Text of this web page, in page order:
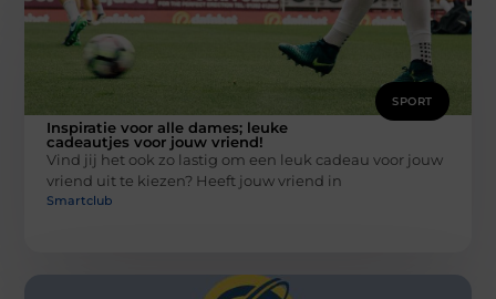
SPORT
Inspiratie voor alle dames; leuke
cadeautjes voor jouw vriend!
Vind jij het ook zo lastig om een leuk cadeau voor jouw
vriend uit te kiezen? Heeft jouw vriend in
Smartclub